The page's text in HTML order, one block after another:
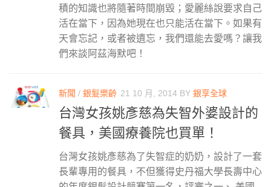
積的知識也將隨著時間崩毀；愛麗絲說要求自己
活在當下，因為她現在也只能活在當下。如果有
天會忘記，或者被遺忘，我們還能去愛嗎？讓我
們來談阿茲海默吧！
新聞 / 銀髮樂齡 21 10 月, 2014 BY 銀享全球
台灣女孩姚彥慈為失智外婆設計的
餐具，美國療養院也買單！
台灣女孩姚彥慈為了失智症的奶奶，設計了一套
長輩專用的餐具，不但獲得史丹福大學長壽中心